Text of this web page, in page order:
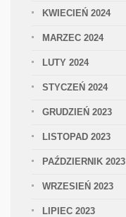
KWIECIEŃ 2024
MARZEC 2024
LUTY 2024
STYCZEŃ 2024
GRUDZIEŃ 2023
LISTOPAD 2023
PAŹDZIERNIK 2023
WRZESIEŃ 2023
LIPIEC 2023